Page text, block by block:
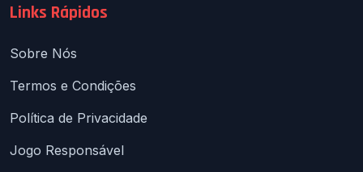
Links Rápidos
Sobre Nós
Termos e Condições
Política de Privacidade
Jogo Responsável